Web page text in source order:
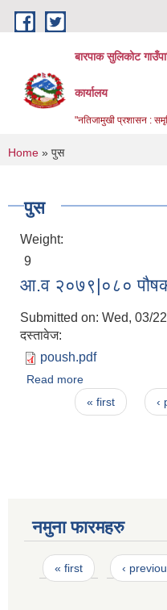
Skip to main content
बारपाक सुलिकोट
कार्यालय
"नतिजामुखी प्रशासन :
You are here
Home » पुस
पुस
Weight:
9
आ.व २०७९|०८०
Submitted on: Wed, 03/
दस्तावेज:
poush.pdf
Read more
Pages« first ‹
नमुना फारमहरु
Pages
« first ‹